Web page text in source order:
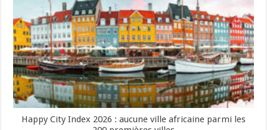
Happy City Index 2026 : aucune ville africaine parmi les